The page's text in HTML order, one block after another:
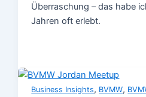
Überraschung – das habe
Jahren oft erlebt.
Business Insights, BVMW,